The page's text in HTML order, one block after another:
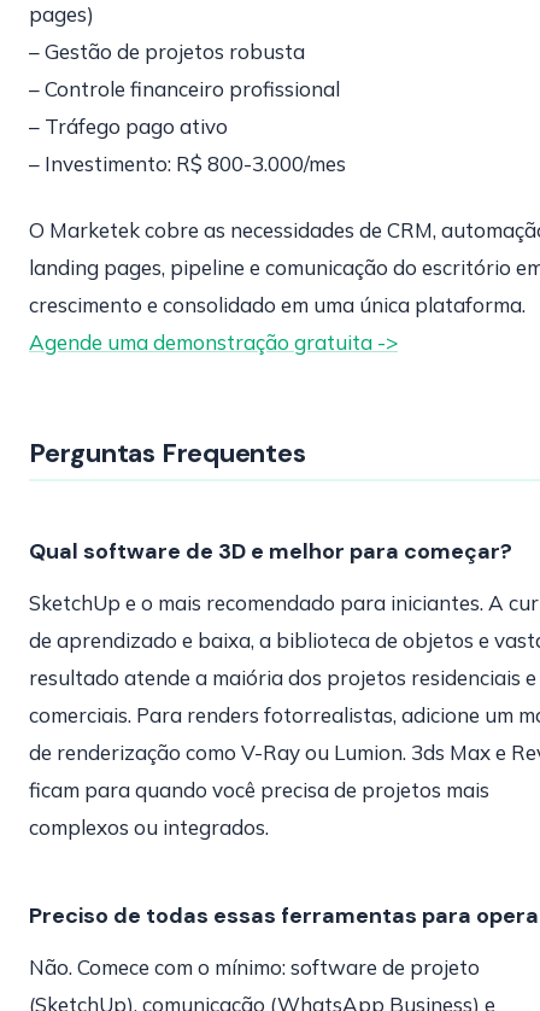
pages)
– Gestão de projetos robusta
– Controle financeiro profissional
– Tráfego pago ativo
– Investimento: R$ 800-3.000/mes
O Marketek cobre as necessidades de CRM,
landing pages, pipeline e comunicação do escritório
crescimento e consolidado em uma única plataforma.
Agende uma demonstração gratuita ->
Perguntas Frequentes
Qual software de 3D e melhor para começar?
SketchUp e o mais recomendado para iniciantes. A
de aprendizado e baixa, a biblioteca de objetos e
resultado atende a maiória dos projetos residenciais e
comerciais. Para renders fotorrealistas, adicione um
de renderização como V-Ray ou Lumion. 3ds Max e
ficam para quando você precisa de projetos mais
complexos ou integrados.
Preciso de todas essas ferramentas para
Não. Comece com o mínimo: software de projeto
(SketchUp), comunicação (WhatsApp Business) e